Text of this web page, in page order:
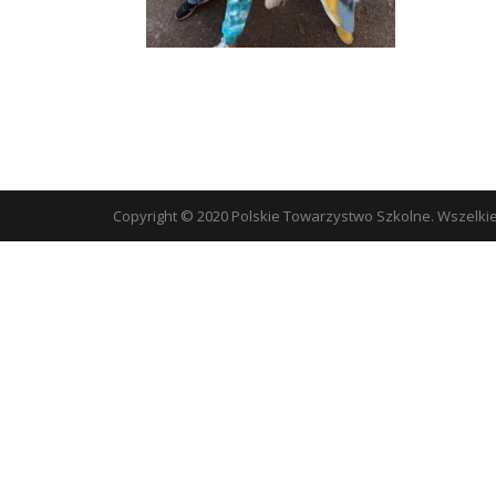
Copyright © 2020 Polskie Towarzystwo Szkolne.